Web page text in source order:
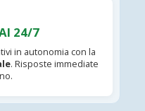
24/7
in autonomia con la
. Risposte immediate